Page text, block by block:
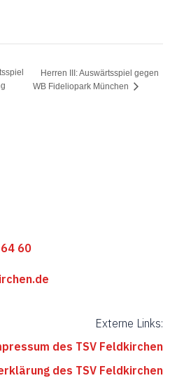
Herren III: Auswärtsspiel gegen
WB Fideliopark München
60
Externe Links:
des TSV Feldkirchen
des TSV Feldkirchen